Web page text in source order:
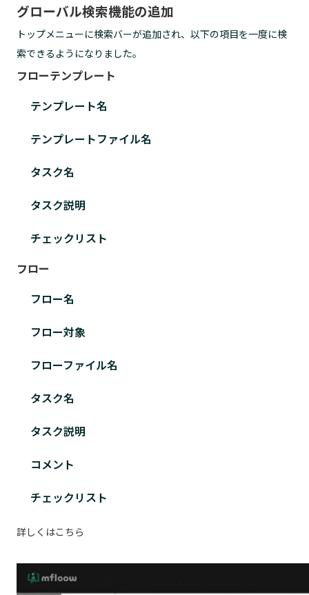
グローバル検索機能の追加
トップメニューに検索バーが追加され、以下の項目を一度に検
索できるようになりました。
フローテンプレート
テンプレート名
テンプレートファイル名
タスク名
タスク説明
チェックリスト
フロー
フロー名
フロー対象
フローファイル名
タスク名
タスク説明
コメント
チェックリスト
詳しくはこちら